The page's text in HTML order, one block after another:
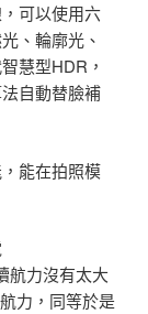
可以使用六
、輪廓光、
慧型HDR，
自動替臉補
能在拍照模
航力沒有太大
力，同等於是